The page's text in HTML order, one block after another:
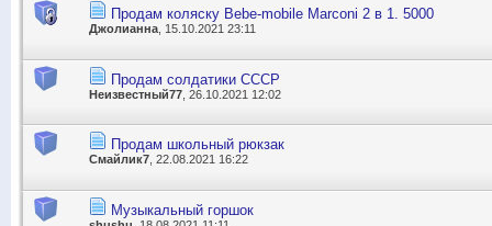
Продам коляску Bebe-mobile Marconi 2 в 1. 5000
Джолианна , 15.10.2021 23:11
Продам солдатики СССР
Неизвестный77 , 26.10.2021 12:02
Продам школьный рюкзак
Смайлик7 , 22.08.2021 16:22
Музыкальный горшок